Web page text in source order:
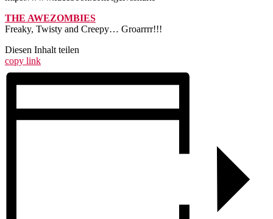
THE AWEZOMBIES
Freaky, Twisty and Creepy… Groarrrr!!!
Diesen Inhalt teilen
copy link